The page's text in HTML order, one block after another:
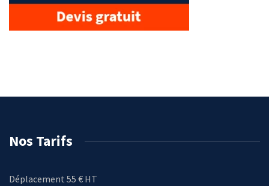
Nos Tarifs
Déplacement 55 € HT